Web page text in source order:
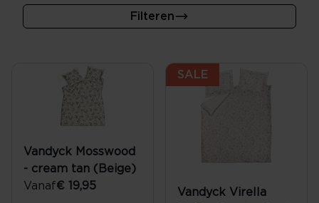
Filteren
Vandyck Mosswood
- cream tan (Beige)
Vanaf€ 19,95
SALE
Vandyck Virella